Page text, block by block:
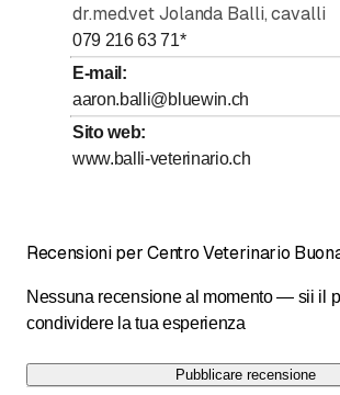
Domenica
dr.med.vet Jolanda Balli, cavalli
079 216 63 71*
E-mail :
aaron.balli@bluewin.ch
Sito web:
www.balli-veterinario.ch
Recensioni per Centro Veterinario
Nessuna recensione al momento — sii il
condividere la tua esperienza
Pubblicare recensione